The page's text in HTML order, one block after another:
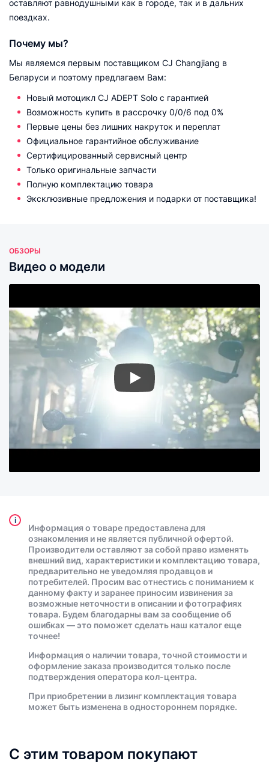
оставляют равнодушными как в городе, так и в дальних
поездках.
Почему мы?
Мы являемся первым поставщиком CJ Changjiang в
Беларуси и поэтому предлагаем Вам:
Новый мотоцикл CJ ADEPT Solo с гарантией
Возможность купить в рассрочку 0/0/6 под 0%
Первые цены без лишних накруток и переплат
Официальное гарантийное обслуживание
Сертифицированный сервисный центр
Только оригинальные запчасти
Полную комплектацию товара
Эксклюзивные предложения и подарки от поставщика!
ОБЗОРЫ
Видео о модели
i
Информация о товаре предоставлена для
ознакомления и не является публичной офертой.
Производители оставляют за собой право изменять
внешний вид, характеристики и комплектацию товара,
предварительно не уведомляя продавцов и
потребителей. Просим вас отнестись с пониманием к
данному факту и заранее приносим извинения за
возможные неточности в описании и фотографиях
товара. Будем благодарны вам за сообщение об
ошибках — это поможет сделать наш каталог еще
точнее!
Информация о наличии товара, точной стоимости и
оформление заказа производится только после
подтверждения оператора кол-центра.
При приобретении в лизинг комплектация товара
может быть изменена в одностороннем порядке.
С этим товаром покупают